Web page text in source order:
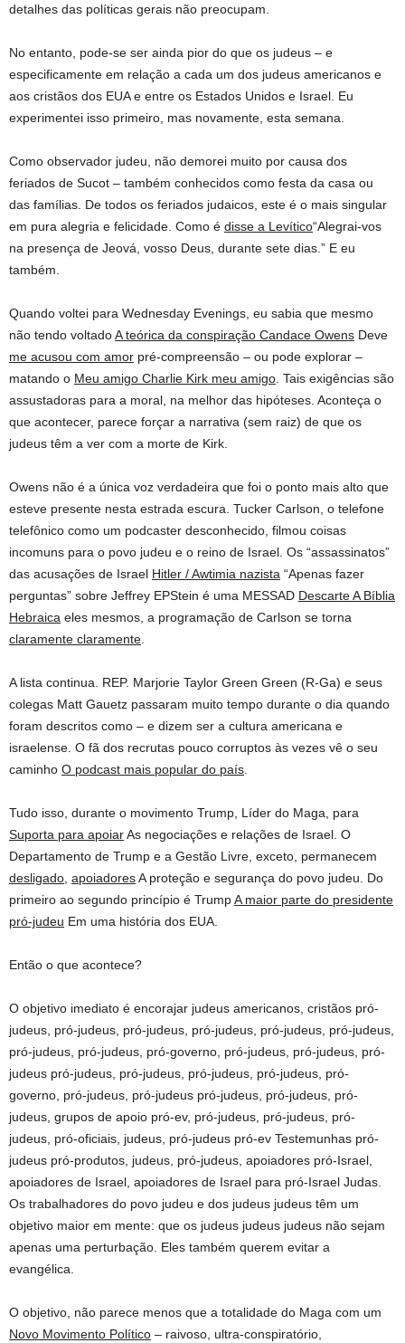
detalhes das políticas gerais não preocupam.
No entanto, pode-se ser ainda pior do que os judeus – e
especificamente em relação a cada um dos judeus americanos e
aos cristãos dos EUA e entre os Estados Unidos e Israel. Eu
experimentei isso primeiro, mas novamente, esta semana.
Como observador judeu, não demorei muito por causa dos
feriados de Sucot – também conhecidos como festa da casa ou
das famílias. De todos os feriados judaicos, este é o mais singular
em pura alegria e felicidade. Como é disse a Levítico“Alegrai-vos
na presença de Jeová, vosso Deus, durante sete dias.” E eu
também.
Quando voltei para Wednesday Evenings, eu sabia que mesmo
não tendo voltadoA teórica da conspiração Candace Owens Deve
me acusou com amor pré-compreensão – ou pode explorar –
matando o Meu amigo Charlie Kirk meu amigo . Tais exigências são
assustadoras para a moral, na melhor das hipóteses. Aconteça o
que acontecer, parece forçar a narrativa (sem raiz) de que os
judeus têm a ver com a morte de Kirk.
Owens não é a única voz verdadeira que foi o ponto mais alto que
esteve presente nesta estrada escura. Tucker Carlson, o telefone
telefônico como um podcaster desconhecido, filmou coisas
incomuns para o povo judeu e o reino de Israel. Os “assassinatos”
das acusações de Israel Hitler / Awtimia nazista “Apenas fazer
perguntas” sobre Jeffrey EPStein é uma MESSAD Descarte A Bíblia
Hebraica eles mesmos, a programação de Carlson se torna
claramente claramente
A lista continua. REP. Marjorie Taylor Green Green (R-Ga) e seus
colegas Matt Gauetz passaram muito tempo durante o dia quando
foram descritos como – e dizem ser a cultura americana e
israelense. O fã dos recrutas pouco corruptos às vezes vê o seu
caminho O podcast mais popular do país
Tudo isso, durante o movimento Trump, Líder do Maga, para
Suporta para apoiarAs negociações e relações de Israel. O
Departamento de Trump e a Gestão Livre, exceto, permanecem
desligado, apoiadoresA proteção e segurança do povo judeu. Do
primeiro ao segundo princípio é TrumpA maior parte do presidente
pró-judeu Em uma história dos EUA.
Então o que acontece?
O objetivo imediato é encorajar judeus americanos, cristãos pró-
judeus, pró-judeus, pró-judeus, pró-judeus, pró-judeus, pró-judeus,
pró-judeus, pró-judeus, pró-governo, pró-judeus, pró-judeus, pró-
judeus pró-judeus, pró-judeus, pró-judeus, pró-judeus, pró-
governo, pró-judeus, pró-judeus pró-judeus, pró-judeus, pró-
judeus, grupos de apoio pró-ev, pró-judeus, pró-judeus, pró-
judeus, pró-oficiais, judeus, pró-judeus pró-ev Testemunhas pró-
judeus pró-produtos, judeus, pró-judeus, apoiadores pró-Israel,
apoiadores de Israel, apoiadores de Israel para pró-Israel Judas.
Os trabalhadores do povo judeu e dos judeus judeus têm um
objetivo maior em mente: que os judeus judeus judeus não sejam
apenas uma perturbação. Eles também querem evitar a
evangélica.
O objetivo, não parece menos que a totalidade do Maga com um
Novo Movimento Político – raivoso, ultra-conspiratório,